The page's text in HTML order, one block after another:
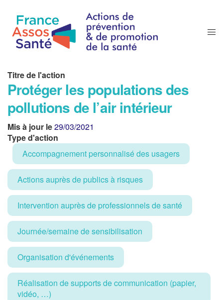
Titre de l'action
Protéger les populations des
pollutions de l’air intérieur
Mis à jour le29/03/2021
Type d'action
Accompagnement personnalisé des usagers
Actions auprès de publics à risques
Intervention auprès de professionnels de santé
Journée/semaine de sensibilisation
Organisation d'événements
Réalisation de supports de communication (papier,
vidéo, …)